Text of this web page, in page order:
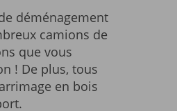
déménagement
camions de
que vous
! De plus, tous
en bois